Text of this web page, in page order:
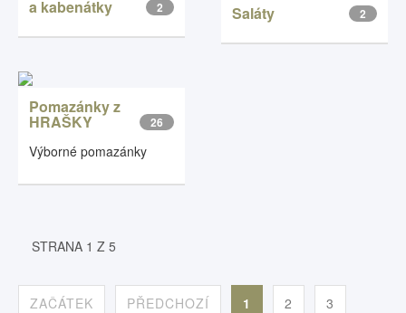
a kabenátky 2 Saláty 2
Pomazánky z
HRAŠKY 26
Výborné pomazánky
STRANA 1 Z 5
ZAČÁTEK PŘEDCHOZÍ 1 2 3